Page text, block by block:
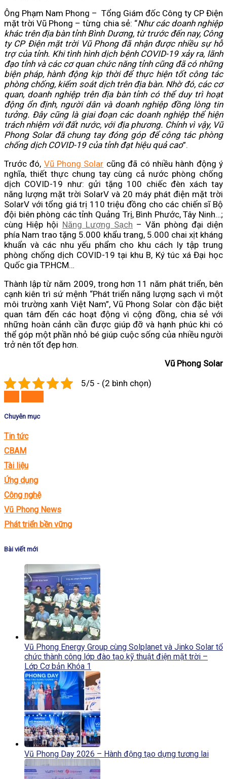
Ông Phạm Nam Phong – Tổng Giám đốc Công ty CP Điện
mặt trời Vũ Phong – từng chia sẻ: “Như các doanh nghiệp
khác trên địa bàn tỉnh Bình Dương, từ trước đến nay, Công
ty CP Điện mặt trời Vũ Phong đã nhận được nhiều sự hỗ
trợ của tỉnh. Khi tình hình dịch bệnh COVID-19 xảy ra, lãnh
đạo tỉnh và các cơ quan chức năng tỉnh cũng đã có những
biện pháp, hành động kịp thời để thực hiện tốt công tác
phòng chống, kiểm soát dịch trên địa bàn. Nhờ đó, các cơ
quan, doanh nghiệp trên địa bàn tỉnh có thể duy trì hoạt
động ổn định, người dân và doanh nghiệp đồng lòng tin
tưởng. Đây cũng là giai đoạn các doanh nghiệp thể hiện
trách nhiệm với đất nước, với địa phương. Chính vì vậy, Vũ
Phong Solar đã chung tay đóng góp để công tác phòng
chống dịch COVID-19 của tỉnh đạt hiệu quả cao”.
Trước đó, Vũ Phong Solar cũng đã có nhiều hành động ý
nghĩa, thiết thực chung tay cùng cả nước phòng chống
dịch COVID-19 như: gửi tặng 100 chiếc đèn xách tay
năng lượng mặt trời SolarV và 20 máy phát điện mặt trời
SolarV với tổng giá trị 110 triệu đồng cho các chiến sĩ Bộ
đội biên phòng các tỉnh Quảng Trị, Bình Phước, Tây Ninh…;
cùng Hiệp hội Năng Lượng Sạch – Văn phòng đại diện
phía Nam trao tặng 5.000 khẩu trang, 5.000 chai xịt kháng
khuẩn và các nhu yếu phẩm cho khu cách ly tập trung
phòng chống dịch COVID-19 tại khu B, Ký túc xá Đại học
Quốc gia TP.HCM…
Thành lập từ năm 2009, trong hơn 11 năm phát triển, bên
cạnh kiên trì sứ mệnh “Phát triển năng lượng sạch vì một
môi trường xanh Việt Nam”, Vũ Phong Solar còn đặc biệt
quan tâm đến các hoạt động vì cộng đồng, chia sẻ với
những hoàn cảnh cần được giúp đỡ và hạnh phúc khi có
thể góp một phần nhỏ bé giúp cuộc sống của nhiều người
trở nên tốt đẹp hơn.
Vũ Phong Solar
5/5 - (2 bình chọn)
Chuyên mục
Tin tức
CBAM
Tài liệu
Ứng dụng
Công nghệ
Vũ Phong News
Phát triển bền vững
Bài viết mới
Vũ Phong Energy Group cùng Solplanet và Jinko Solar tổ
chức thành công lớp đào tạo kỹ thuật điện mặt trời –
Lớp Cơ bản Khóa 1
Vũ Phong Day 2026 – Hành động tạo dựng tương lai